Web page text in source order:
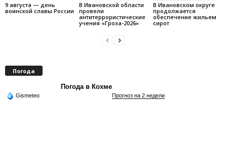
9 августа — день
воинской славы России
В Ивановской области
провели
антитеррористические
учения «Гроза-2026»
В Ивановском округе
продолжается
обеспечение жильем
сирот
Погода
Погода в Кохме
Gismeteo Прогноз на 2 недели